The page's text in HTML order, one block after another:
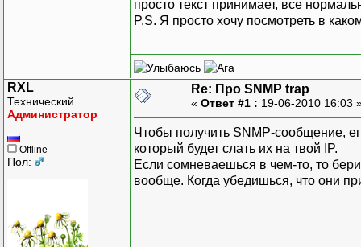
}
free(buf);
delete nLen;
}
error = bind(serv,
if (error ==
Memo1->Lines-
}
else
{
int b =
if (b ==
просто текст принимает, все
P.S. Я просто хочу посмотреть в
RXL
Технический
Администратор
Offline
Пол:
Re: Про SNMP trap
« Ответ #1 : 19-06-2010 16:03
Чтобы получить SNMP-сообщение,
который будет слать их на твой IP.
Если сомневаешься в чем-то, то
вообще. Когда убедишься, что они